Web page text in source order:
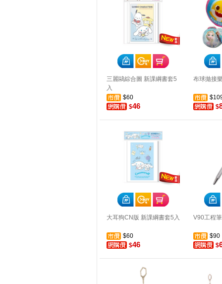
三麗鷗綜合圖 新課綱書套5
入
$60
$46
布球拋接
$
大耳狗CN版 新課綱書套5入
$60
$46
V90工程
$90
$